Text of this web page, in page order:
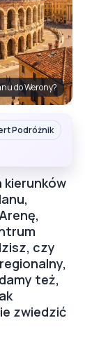
do Werony?
Podróżnik
kierunków
czy
też,
zwiedzić